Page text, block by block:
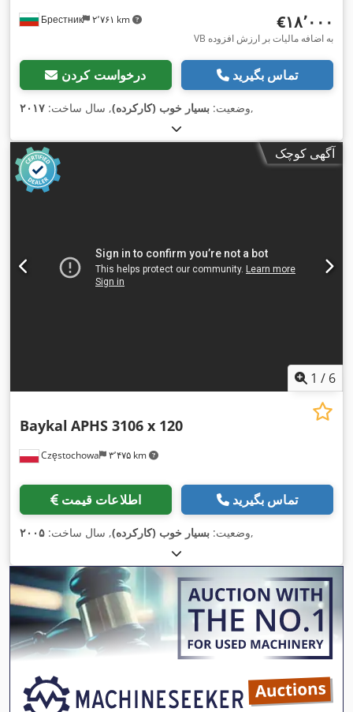
Брестник ۲٬۷۶۱ km ‎€۱۸٬۰۰۰
VB به اضافه مالیات بر ارزش افزوده
درخواست کردن تماس بگیرید
وضعیت: بسیار خوب (کارکرده), سال ساخت: ۲۰۱۷ ,
آگهی کوچک
1 / 6
Częstochowa ۳٬۴۷۵ km
Baykal APHS 3106 x 120
اطلاعات قیمت تماس بگیرید
وضعیت: بسیار خوب (کارکرده), سال ساخت: ۲۰۰۵ ,